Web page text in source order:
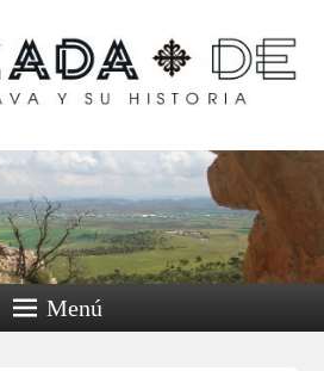
Calatrava y
historia
Menú